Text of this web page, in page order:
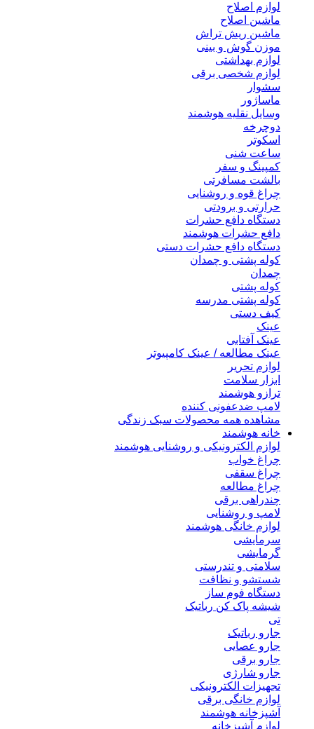
لوازم اصلاح
ماشین اصلاح
ماشین ریش تراش
موزن گوش و بینی
لوازم بهداشتی
لوازم شخصی برقی
سشوار
ماساژور
وسایل نقلیه هوشمند
دوچرخه
اسکوتر
ساعت شنی
کمپینگ و سفر
بالشت مسافرتی
چراغ قوه و روشنایی
حرارتی و برودتی
دستگاه دافع حشرات
دافع حشرات هوشمند
دستگاه دافع حشرات دستی
کوله پشتی و چمدان
چمدان
کوله پشتی
کوله پشتی مدرسه
کیف دستی
عینک
عینک آفتابی
عینک مطالعه / عینک کامپیوتر
لوازم تحریر
ابزار سلامت
ترازو هوشمند
لامپ ضدعفونی کننده
مشاهده همه محصولات سبک زندگی
خانه هوشمند
لوازم الکترونیکی و روشنایی هوشمند
چراغ خواب
چراغ سقفی
چراغ مطالعه
چندراهی برقی
لامپ و روشنایی
لوازم خانگی هوشمند
سرمایشی
گرمایشی
سلامتی و تندرستی
شستشو و نظافت
دستگاه فوم ساز
شیشه پاک کن رباتیک
تی
جارو رباتیک
جارو عصایی
جارو برقی
جارو شارژی
تجهیزات الکترونیکی
لوازم خانگی برقی
آشپزخانه هوشمند
لوازم آشپزخانه